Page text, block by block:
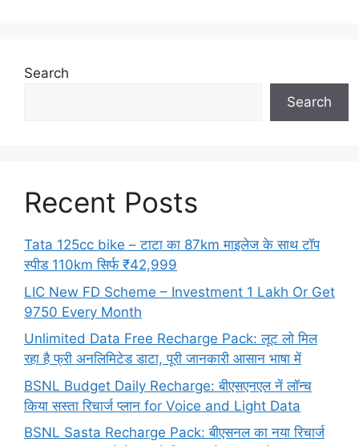
Search
Search
Recent Posts
Tata 125cc bike – टाटा का 87km माइलेज के साथ टॉप
स्पीड 110km सिर्फ ₹42,999
LIC New FD Scheme – Investment 1 Lakh Or Get
9750 Every Month
Unlimited Data Free Recharge Pack: लूट लो मिल
रहा है फ्री अनलिमिटेड डाटा, पूरी जानकारी आसान भाषा में
BSNL Budget Daily Recharge: बीएसएनएल नें लॉन्च
किया सस्ता रिचार्ज प्लान for Voice and Light Data
BSNL Sasta Recharge Pack: बीएसनल का नया रिचार्ज